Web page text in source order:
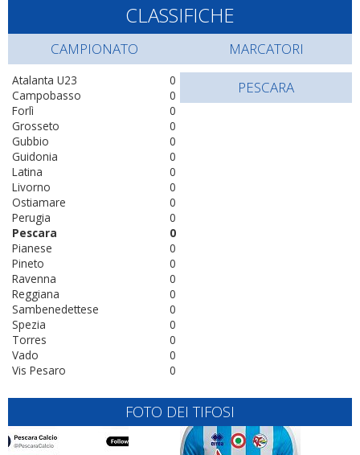
CLASSIFICHE
CAMPIONATO
0
Atalanta U23
0
Campobasso
0
Forlì
0
Grosseto
0
Gubbio
0
Guidonia
0
Latina
0
Livorno
0
Ostiamare
0
Perugia
0
Pescara
0
Pianese
0
Pineto
0
Ravenna
0
Reggiana
0
Sambenedettese
0
Spezia
0
Torres
0
Vado
0
Vis Pesaro
MARCATORI
PESCARA
FOTO DEI TIFOSI